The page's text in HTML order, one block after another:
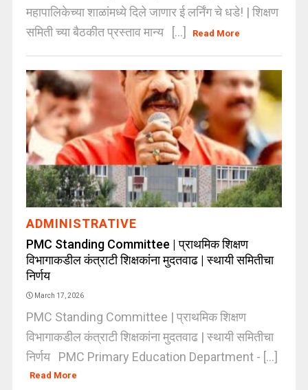
महापालिकेच्या शाळांमध्ये दिले जाणार ई लर्निंग चे धडे! | शिक्षण
समिती च्या बैठकीत प्रस्ताव मान्य [...]
Read More
ADMINISTRATIVE
PMC Standing Committee | प्राथमिक शिक्षण
विभागाकडील कंत्राटी शिक्षकांना मुदतवाढ | स्थायी समितीचा
निर्णय
March 17, 2026
PMC Standing Committee | प्राथमिक शिक्षण
विभागाकडील कंत्राटी शिक्षकांना मुदतवाढ | स्थायी समितीचा
निर्णय PMC Primary Education Department - [...]
Read More